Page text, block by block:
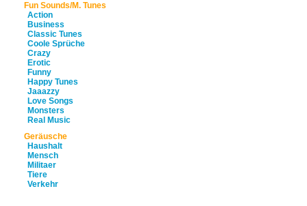
Fun Sounds/M. Tunes
Action
Business
Classic Tunes
Coole Sprüche
Crazy
Erotic
Funny
Happy Tunes
Jaaazzy
Love Songs
Monsters
Real Music
Geräusche
Haushalt
Mensch
Militaer
Tiere
Verkehr